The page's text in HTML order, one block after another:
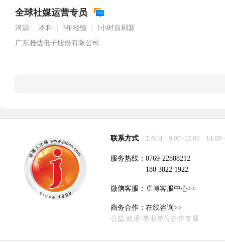
全球社媒运营专员
河源 本科 3年经验
1小时前刷新
广东雅达电子股份有限公司
联系方式 （工作日：9:00~12:00、
服务热线：0769-22888212
180 3822 1922
微信客服： 卓博客服中心>>
商务合作： 在线咨询>>
公益/政府/事业单位合作专属